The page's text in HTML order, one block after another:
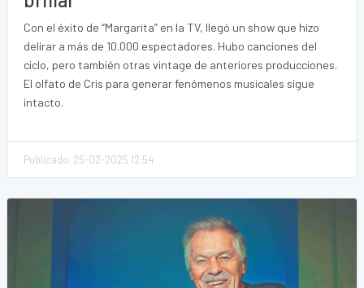
Con el éxito de “Margarita” en la TV, llegó un show que hizo
delirar a más de 10.000 espectadores. Hubo canciones del
ciclo, pero también otras vintage de anteriores producciones.
El olfato de Cris para generar fenómenos musicales sigue
intacto.
Publicado: 25-02-2025 12:54